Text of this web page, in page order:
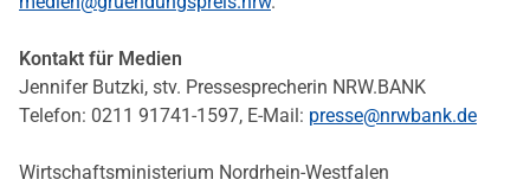
Kontakt für Medien
Jennifer Butzki, stv. Pressesprecherin NRW.BANK
Telefon: 0211 91741-1597, E-Mail: presse@nrwbank.de
Wirtschaftsministerium Nordrhein-Westfalen